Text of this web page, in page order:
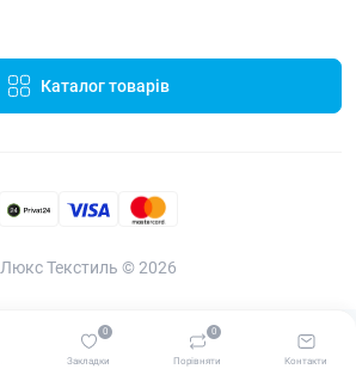
Закладки
0
Порівняти
0
Контакти
Каталог товарів
Люкс Текстиль © 2026